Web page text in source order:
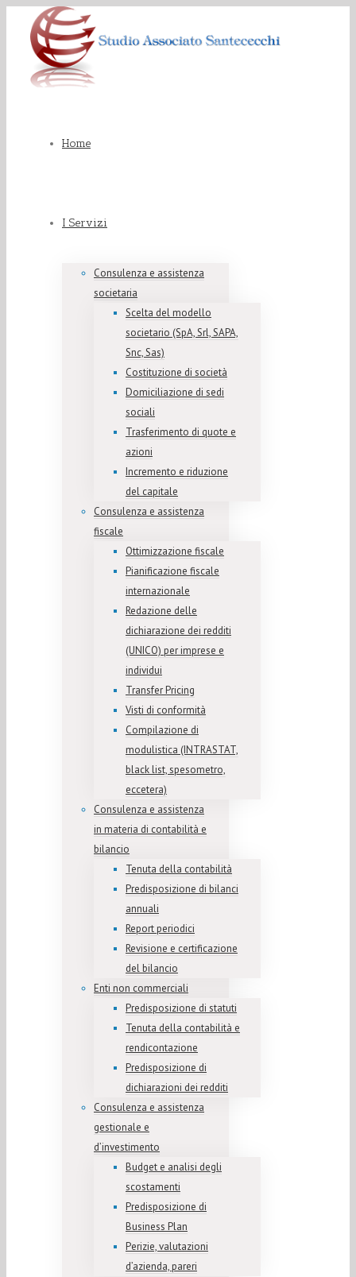
Home
I Servizi
Consulenza e assistenza
societaria
Scelta del modello
societario (SpA, Srl, SAPA,
Snc, Sas)
Costituzione di società
Domiciliazione di sedi
sociali
Trasferimento di quote e
azioni
Incremento e riduzione
del capitale
Consulenza e assistenza
fiscale
Ottimizzazione fiscale
Pianificazione fiscale
internazionale
Redazione delle
dichiarazione dei redditi
(UNICO) per imprese e
individui
Transfer Pricing
Visti di conformità
Compilazione di
modulistica (INTRASTAT,
black list, spesometro,
eccetera)
Consulenza e assistenza
in materia di contabilità e
bilancio
Tenuta della contabilità
Predisposizione di bilanci
annuali
Report periodici
Revisione e certificazione
del bilancio
Enti non commerciali
Predisposizione di statuti
Tenuta della contabilità e
rendicontazione
Predisposizione di
dichiarazioni dei redditi
Consulenza e assistenza
gestionale e
d’investimento
Budget e analisi degli
scostamenti
Predisposizione di
Business Plan
Perizie, valutazioni
d’azienda, pareri